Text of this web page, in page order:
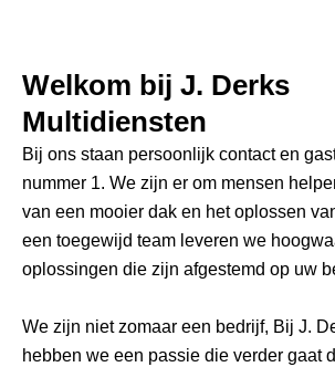
Welkom bij J. Derks
Multidiensten
Bij ons staan persoonlijk contact en
nummer 1. We zijn er om mensen
van een mooier dak en het oplossen
een toegewijd team leveren we
oplossingen die zijn afgestemd op uw
We zijn niet zomaar een bedrijf, Bij J.
hebben we een passie die verder gaat